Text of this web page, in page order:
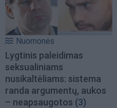
Nuomonės
Lygtinis paleidimas
seksualiniams
nusikaltėliams: sistema
randa argumentų, aukos
– neapsaugotos (3)